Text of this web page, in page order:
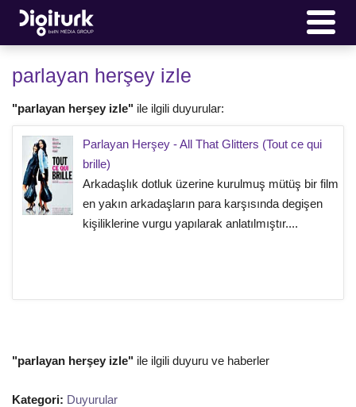
parlayan herşey izle
"parlayan herşey izle" ile ilgili duyurular:
Parlayan Herşey - All That Glitters (Tout ce qui
brille)
Arkadaşlık dotluk üzerine kurulmuş mütüş bir film
en yakın arkadaşların para karşısında degişen
kişiliklerine vurgu yapılarak anlatılmıştır....
"parlayan herşey izle" ile ilgili duyuru ve haberler
Kategori: Duyurular